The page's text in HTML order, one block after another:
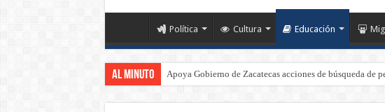
Política Cultura Educación
Al Minuto Apoya Gobierno de Zacatecas acciones de búsqueda de